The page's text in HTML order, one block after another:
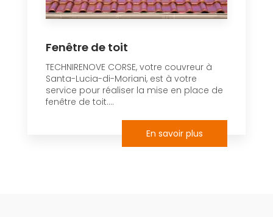
Fenêtre de toit
TECHNIRENOVE CORSE, votre couvreur à
Santa-Lucia-di-Moriani, est à votre
service pour réaliser la mise en place de
fenêtre de toit....
En savoir plus